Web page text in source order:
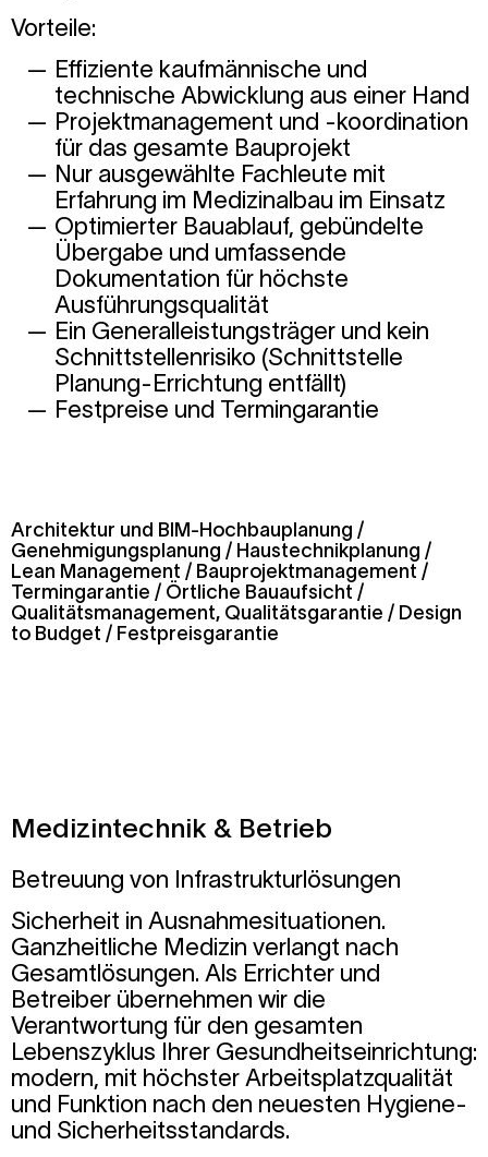
Vorteile:
Effiziente kaufmännische und
technische Abwicklung aus einer Hand
Projektmanagement und -koordination
für das gesamte Bauprojekt
Nur ausgewählte Fachleute mit
Erfahrung im Medizinalbau im Einsatz
Optimierter Bauablauf, gebündelte
Übergabe und umfassende
Dokumentation für höchste
Ausführungsqualität
Ein Generalleistungsträger und kein
Schnittstellenrisiko (Schnittstelle
Planung-Errichtung entfällt)
Festpreise und Termingarantie
Architektur und BIM-Hochbauplanung /
Genehmigungsplanung / Haustechnikplanung /
Lean Management / Bauprojektmanagement /
Termingarantie / Örtliche Bauaufsicht /
Qualitätsmanagement, Qualitätsgarantie / Design
to Budget / Festpreisgarantie
Medizintechnik & Betrieb
Betreuung von Infrastrukturlösungen
Sicherheit in Ausnahmesituationen.
Ganzheitliche Medizin verlangt nach
Gesamtlösungen. Als Errichter und
Betreiber übernehmen wir die
Verantwortung für den gesamten
Lebenszyklus Ihrer Gesundheitseinrichtung:
modern, mit höchster Arbeitsplatzqualität
und Funktion nach den neuesten Hygiene-
und Sicherheitsstandards.